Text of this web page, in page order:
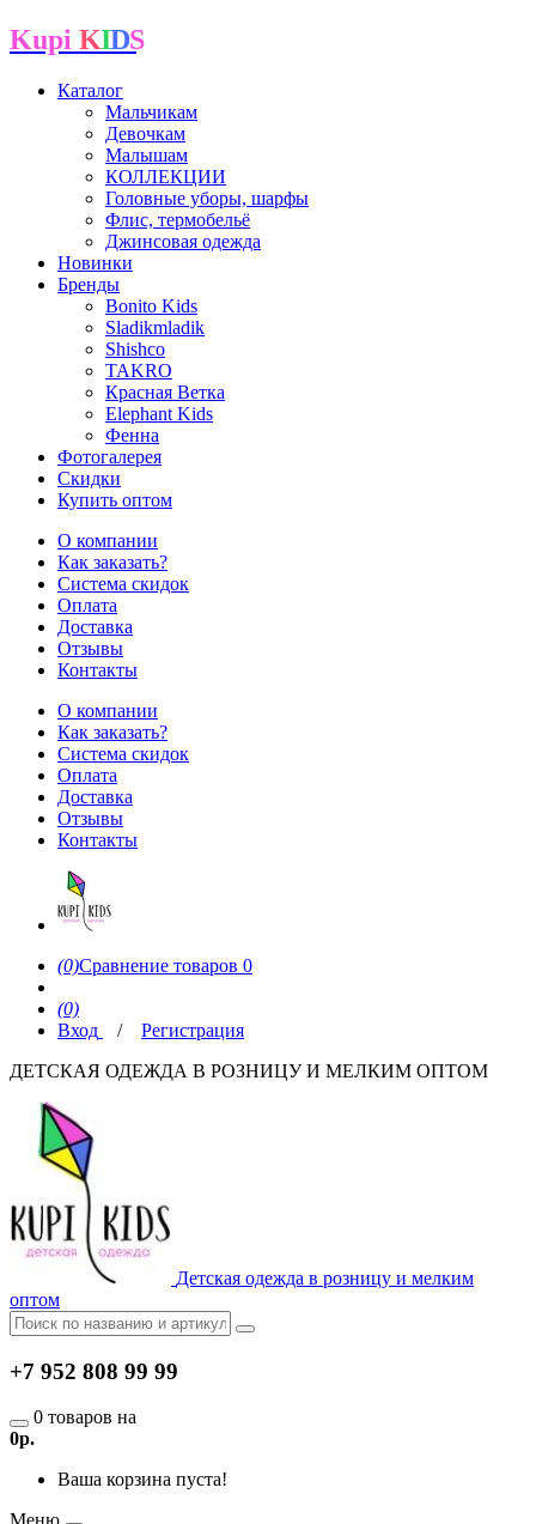
Kupi K I D S
Каталог
Мальчикам
Девочкам
Малышам
КОЛЛЕКЦИИ
Головные уборы, шарфы
Флис, термобельё
Джинсовая одежда
Новинки
Бренды
Bonito Kids
Sladikmladik
Shishco
TAKRO
Красная Ветка
Elephant Kids
Фенна
Фотогалерея
Скидки
Купить оптом
О компании
Как заказать?
Система скидок
Оплата
Доставка
Отзывы
Контакты
О компании
Как заказать?
Система скидок
Оплата
Доставка
Отзывы
Контакты
(0)Сравнение товаров 0
(0)
Вход
/
Регистрация
ДЕТСКАЯ ОДЕЖДА В РОЗНИЦУ И МЕЛКИМ ОПТОМ
Детская одежда в розницу и мелким
оптом
+7 952 808 99 99
0 товаров на
0р.
Ваша корзина пуста!